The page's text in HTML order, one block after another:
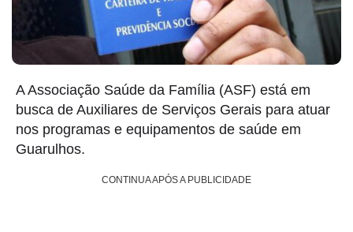
A Associação Saúde da Família (ASF) está em
busca de Auxiliares de Serviços Gerais para atuar
nos programas e equipamentos de saúde em
Guarulhos.
CONTINUA APÓS A PUBLICIDADE